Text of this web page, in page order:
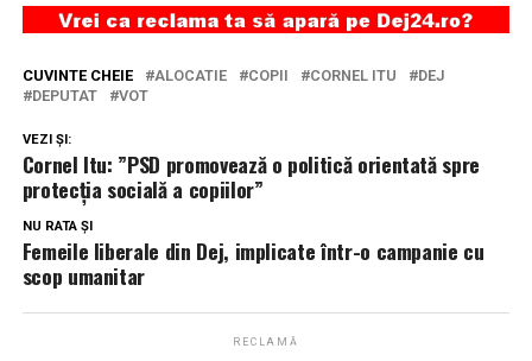
CUVINTE CHEIE ALOCATIE COPII CORNEL ITU
DEJ
DEPUTAT
VOT
VEZI ȘI:
Cornel Itu: ”PSD promovează o politică orientată spre
protecţia socială a copiilor”
NU RATA ȘI
Femeile liberale din Dej, implicate într-o campanie cu
scop umanitar
RECLAMĂ